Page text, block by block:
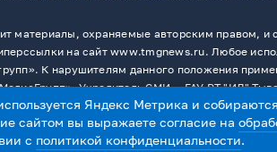
материалы, охраняемые авторским правом, и
на сайт www.tmgnews.ru. Любое
К нарушителям данного положения
Учредитель СМИ －ГАУ РТ "ИД"
Яндекс Метрика и
сайтом вы выражаете согласие на
с политикой конфиденциальности.